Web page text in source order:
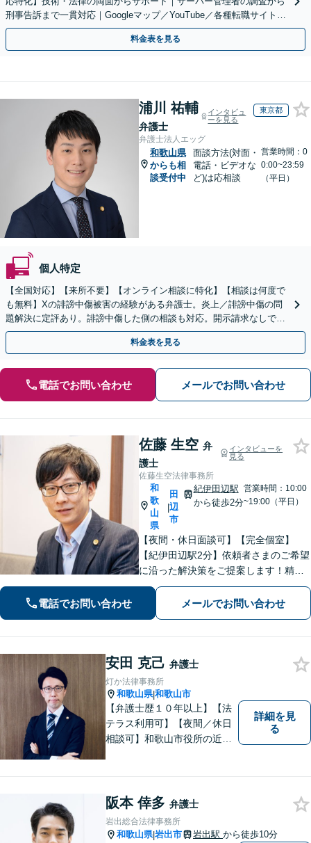
刑事告訴まで一貫対応｜Googleマップ／YouTube／各種転職サイトに
特化
料金表を見る
浦川 祐輔
弁護士
インタビュ
ーを見る
東京都
弁護士法人エッグ
和歌山県
からも相
談受付中
面談方法(対面・
電話・ビデオな
ど)は応相談
営業時間：0
0:00~23:59
（平日）
個人特定
【全国対応】【来所不要】【オンライン相談に特化】【相談は何度で
も無料】Xの誹謗中傷被害の経験がある弁護士。炎上／誹謗中傷の問
題解決に定評あり。誹謗中傷した側の相談も対応。開示請求なしで本
人の特定ができる場合もあり。
料金表を見る
電話でお問い合わせ メールでお問い合わせ
佐藤 生空 弁
護士
インタビューを
見る
佐藤生空法律事務所
和
歌
山
県
|
田
辺
市
紀伊田辺駅
から徒歩2分
営業時間：10:00
~19:00（平日）
【夜間・休日面談可】【完全個室】
【紀伊田辺駅2分】依頼者さまのご希望
に沿った解決策をご提案します！精神
面への配慮も大切に【交通事故】示談
交渉の豊富な経験を活かし、賠償金の
増額を目指します【相続問題】不動産
電話でお問い合わせ メールでお問い合わせ
安田 克己 弁護士
灯か法律事務所
和歌山県|和歌山市
【弁護士歴１０年以上】【法
テラス利用可】【夜間／休日
相談可】和歌山市役所の近
相談ください。あなたの灯り
となれるよう誠心誠意努めま
す。
詳細を見
る
阪本 倖多 弁護士
岩出総合法律事務所
和歌山県|岩出市 岩出駅 から徒歩10分